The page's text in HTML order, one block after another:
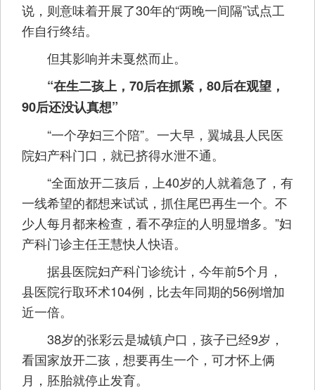
说，则意味着开展了30年的“两晚一间隔”试点工
作自行终结。
但其影响并未戛然而止。
“在生二孩上，70后在抓紧，80后在观望，
90后还没认真想”
“一个孕妇三个陪”。一大早，翼城县人民医
院妇产科门口，就已挤得水泄不通。
“全面放开二孩后，上40岁的人就着急了，有
一线希望的都想来试试，抓住尾巴再生一个。不
少人每月都来检查，看不孕症的人明显增多。”妇
产科门诊主任王慧快人快语。
据县医院妇产科门诊统计，今年前5个月，
县医院行取环术104例，比去年同期的56例增加
近一倍。
38岁的张彩云是城镇户口，孩子已经9岁，
看国家放开二孩，想要再生一个，可才怀上俩
月，胚胎就停止发育。